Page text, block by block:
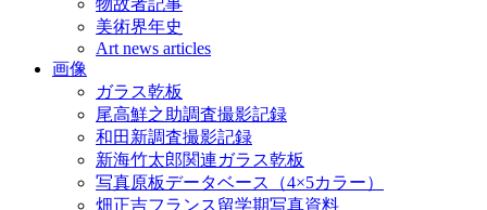
美術界年史
Art news articles
画像
ガラス乾板
尾高鮮之助調査撮影記録
和田新調査撮影記録
新海竹太郎関連ガラス乾板
写真原板データベース（4×5カラー）
畑正吉フランス留学期写真資料